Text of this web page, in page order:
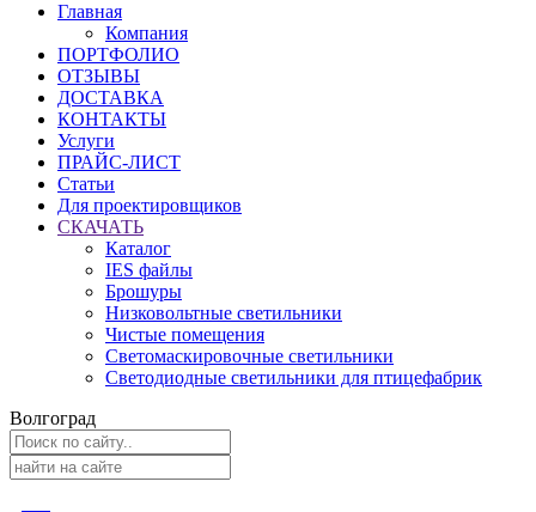
Главная
Компания
ПОРТФОЛИО
ОТЗЫВЫ
ДОСТАВКА
КОНТАКТЫ
Услуги
ПРАЙС-ЛИСТ
Статьи
Для проектировщиков
СКАЧАТЬ
Каталог
IES файлы
Брошуры
Низковольтные светильники
Чистые помещения
Светомаскировочные светильники
Светодиодные светильники для птицефабрик
Волгоград